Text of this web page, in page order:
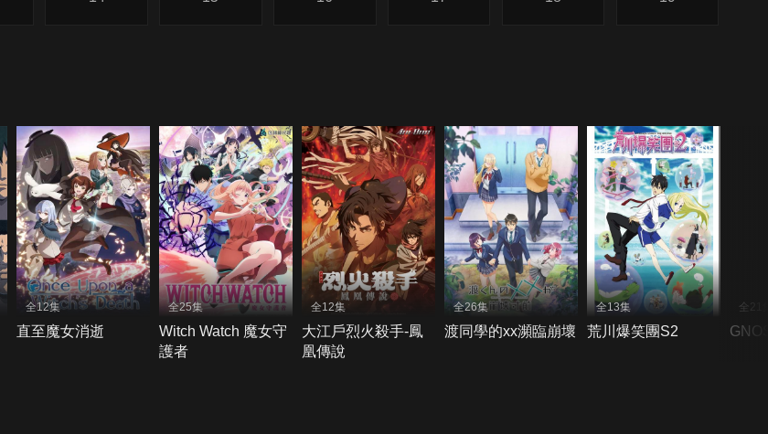
全12集
直至魔女消逝
全25集
Witch Watch 魔女守
護者
全12集
大江戶烈火殺手-鳳
凰傳說
全26集
渡同學的xx瀕臨崩壞
全13集
荒川爆笑團S2
全21